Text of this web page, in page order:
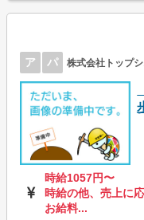
ア パ 株式会社トップ
時給1057円〜
時給の他、売上に
お給料...